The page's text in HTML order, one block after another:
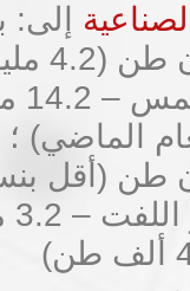
إلى:
– 9.8
،
الماضي) ؛